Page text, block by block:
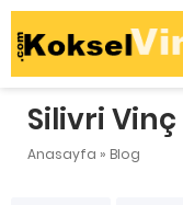
Silivri
Anasayfa » Blog